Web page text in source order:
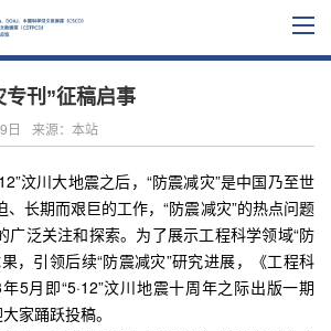
专刊”征稿启事
日 来源：本站
12”汶川大地震之后，“防震减灾”是中国乃至世
、长期而艰巨的工作，“防震减灾”的热点问题
广泛关注和探索。为了展示工程科学领域“防
，引领后续“防震减灾”研究进展，《工程科
年5月即“5·12”汶川地震十周年之际出版一期
家踊跃投稿。